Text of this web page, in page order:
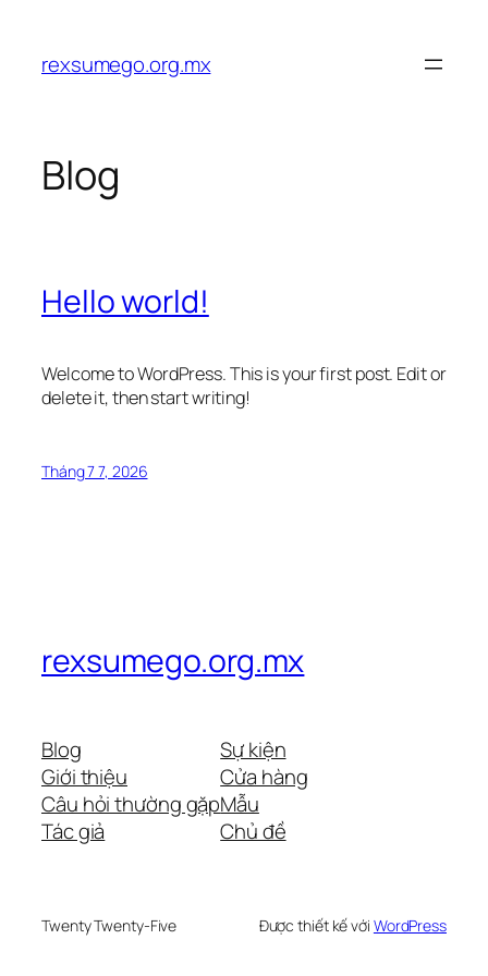
phầnrexsumego.org.mx
Blog
Hello world!
Welcome to WordPress. This is your first post. Edit or
delete it, then start writing!
Tháng 7 7, 2026
rexsumego.org.mx
Blog
Giới thiệu
Câu hỏi thường gặp
Tác giả
Sự kiện
Cửa hàng
Mẫu
Chủ đề
Twenty Twenty-Five Được thiết kế với WordPress